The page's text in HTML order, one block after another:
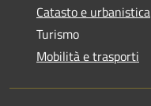
Catasto e urbanistica
Turismo
Mobilità e trasporti